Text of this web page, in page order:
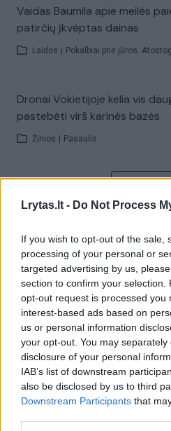
Lrytas.lt - Do Not Process
If you wish to opt-out of the sale,
processing of your personal or
targeted advertising by us,
section to confirm your selection.
opt-out request is processed you
interest-based ads based on
us or personal information
your opt-out. You may
disclosure of your personal
IAB’s list of downstream
also be disclosed by us to third
Downstream Participants that
Vaidas Baumila apie meilės
patirčių įkvėptas dainas
Laidos Pokalbiai prie jūros.
Dronai Vokietijoje kelia vis
pastebėti virš karinės bazės
Žinios Pasaulis
Žiūrimiausi
Vaizdai iš tragiškos avarijos
vaiko gyvybių išgelbėti
Žinios | Lietuvos diena
Savaitės vidurys nusimato
32 laipsnių šilumos